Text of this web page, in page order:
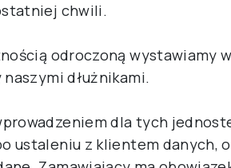
chwili.
odroczoną wystawiamy
dłużnikami.
dla tych
ustaleniu z klientem danych,